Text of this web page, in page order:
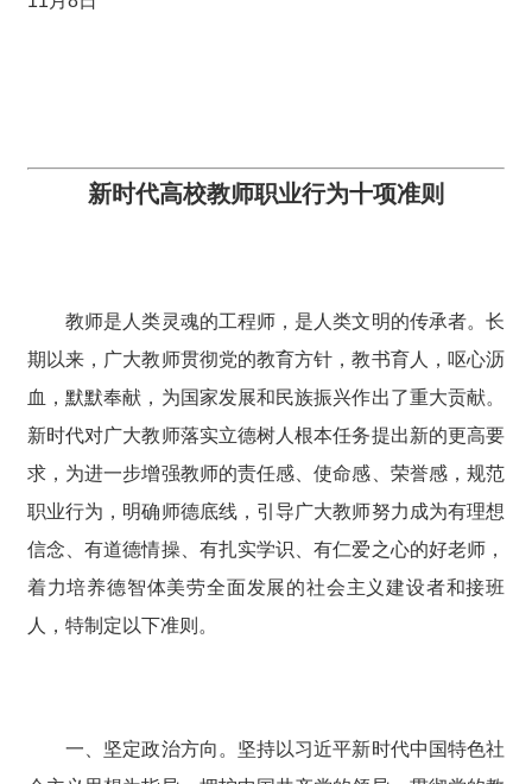
新时代高校教师职业行为十项准则
教师是人类灵魂的工程师，是人类文明的传承者。长
期以来，广大教师贯彻党的教育方针，教书育人，呕心沥
血，默默奉献，为国家发展和民族振兴作出了重大贡献。
新时代对广大教师落实立德树人根本任务提出新的更高要
求，为进一步增强教师的责任感、使命感、荣誉感，规范
职业行为，明确师德底线，引导广大教师努力成为有理想
信念、有道德情操、有扎实学识、有仁爱之心的好老师，
着力培养德智体美劳全面发展的社会主义建设者和接班
人，特制定以下准则。
一、坚定政治方向。坚持以习近平新时代中国特色社